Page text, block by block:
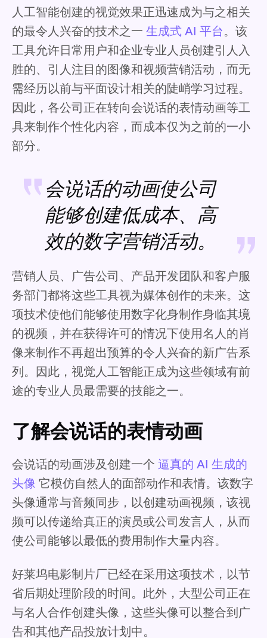
人工智能创建的视觉效果正迅速成为与之相关
的最令人兴奋的技术之一 生成式 AI 平台。该
工具允许日常用户和企业专业人员创建引人入
胜的、引人注目的图像和视频营销活动，而无
需经历以前与平面设计相关的陡峭学习过程。
因此，各公司正在转向会说话的表情动画等工
具来制作个性化内容，而成本仅为之前的一小
部分。
会说话的动画使公司
能够创建低成本、高
效的数字营销活动。
营销人员、广告公司、产品开发团队和客户服
务部门都将这些工具视为媒体创作的未来。这
项技术使他们能够使用数字化身制作身临其境
的视频，并在获得许可的情况下使用名人的肖
像来制作不再超出预算的令人兴奋的新广告系
列。因此，视觉人工智能正成为这些领域有前
途的专业人员最需要的技能之一。
了解会说话的表情动画
会说话的动画涉及创建一个 逼真的 AI 生成的
头像 它模仿自然人的面部动作和表情。该数字
头像通常与音频同步，以创建动画视频，该视
频可以传递给真正的演员或公司发言人，从而
使公司能够以最低的费用制作大量内容。
好莱坞电影制片厂已经在采用这项技术，以节
省后期处理阶段的时间。此外，大型公司正在
与名人合作创建头像，这些头像可以整合到广
告和其他产品投放计划中。